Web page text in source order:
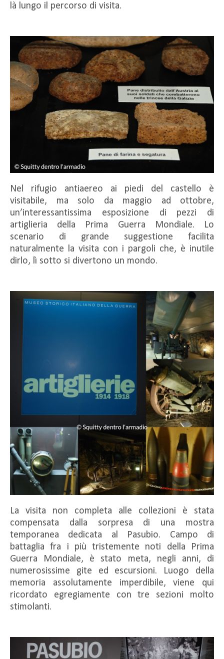
là lungo il percorso di visita.
Nel rifugio antiaereo ai piedi del castello è
visitabile, ma solo da maggio ad ottobre,
un’interessantissima esposizione di pezzi di
artiglieria della Prima Guerra Mondiale. Lo
scenario di grande suggestione facilita
naturalmente la visita con i pargoli che, è inutile
dirlo, lì sotto si divertono un mondo.
La visita non completa alle collezioni è stata
compensata dalla sorpresa di una mostra
temporanea dedicata al Pasubio. Campo di
battaglia fra i più tristemente noti della Prima
Guerra Mondiale, è stato meta, negli anni, di
numerosissime gite ed escursioni. Luogo della
memoria assolutamente imperdibile, viene qui
ricordato egregiamente con tre sezioni molto
stimolanti.